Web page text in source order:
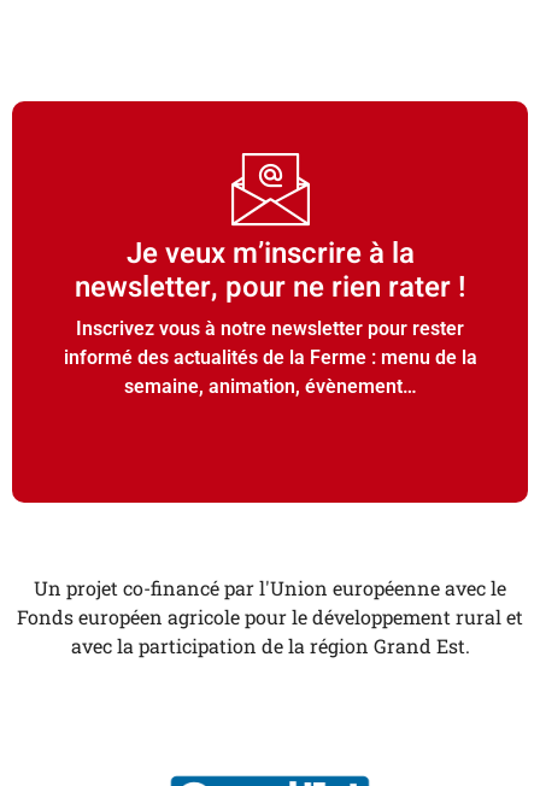
Je veux m’inscrire à la
newsletter, pour ne rien rater !
Inscrivez vous à notre newsletter pour rester
informé des actualités de la Ferme : menu de la
semaine, animation, évènement…
Un projet co-financé par l'Union européenne avec le
Fonds européen agricole pour le développement rural et
avec la participation de la région Grand Est.